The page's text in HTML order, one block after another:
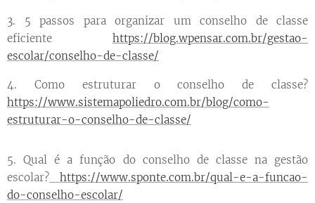
3. 5 passos para organizar um conselho de classe
eficiente https://blog.wpensar.com.br/gestao-
escolar/conselho-de-classe/
4. Como estruturar o conselho de classe?
https://www.sistemapoliedro.com.br/blog/como-
estruturar-o-conselho-de-classe/
5. Qual é a função do conselho de classe na gestão
escolar? https://www.sponte.com.br/qual-e-a-funcao-
do-conselho-escolar/